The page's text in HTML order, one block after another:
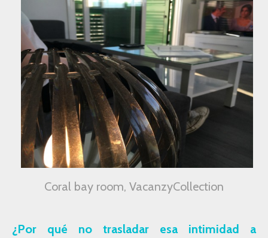
Coral bay room, VacanzyCollection
¿Por qué no trasladar esa intimidad a